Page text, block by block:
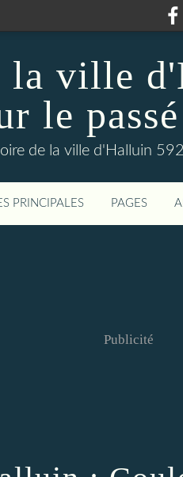
la ville
le
de la ville d'Halluin
PRINCIPALES PAGES
Publicité